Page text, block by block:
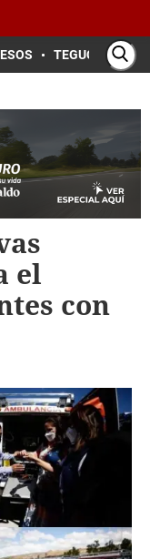
TEGUCIGALPA
el
con